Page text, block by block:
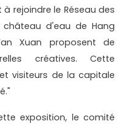
rejoindre le Réseau des
château d'eau de Hang
Xuan proposent de
créatives. Cette
visiteurs de la capitale
exposition, le comité